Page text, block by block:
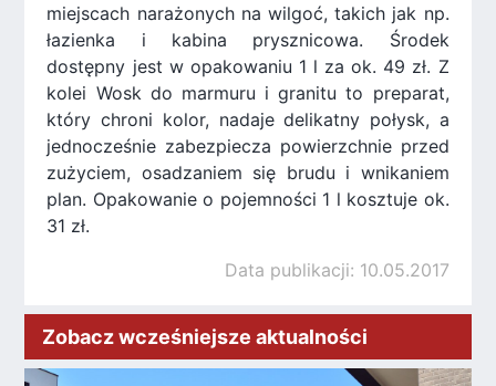
miejscach narażonych na wilgoć, takich jak np.
łazienka i kabina prysznicowa. Środek
dostępny jest w opakowaniu 1 l za ok. 49 zł. Z
kolei Wosk do marmuru i granitu to preparat,
który chroni kolor, nadaje delikatny połysk, a
jednocześnie zabezpiecza powierzchnie przed
zużyciem, osadzaniem się brudu i wnikaniem
plan. Opakowanie o pojemności 1 l kosztuje ok.
31 zł.
Data publikacji: 10.05.2017
Zobacz wcześniejsze aktualności